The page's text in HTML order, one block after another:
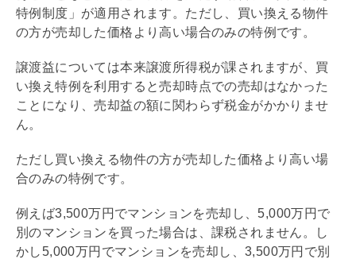
特例制度」が適用されます。ただし、買い換える物件
の方が売却した価格より高い場合のみの特例です。
譲渡益については本来譲渡所得税が課されますが、買
い換え特例を利用すると売却時点での売却はなかった
ことになり、売却益の額に関わらず税金がかかりませ
ん。
ただし買い換える物件の方が売却した価格より高い場
合のみの特例です。
例えば3,500万円でマンションを売却し、5,000万円で
別のマンションを買った場合は、課税されません。し
かし5,000万円でマンションを売却し、3,500万円で別